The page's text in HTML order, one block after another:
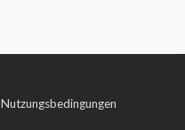
Nutzungsbedingungen